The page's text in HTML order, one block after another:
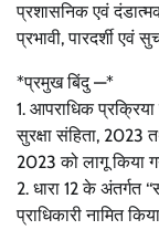
प्रशासनिक एवं
प्रभावी, पारदर्शी
*प्रमुख बिंदु —*
1. आपराधिक
सुरक्षा संहिता, 2023
2023 को लागू किया
2. धारा 12 के अंतर्गत
प्राधिकारी नामित